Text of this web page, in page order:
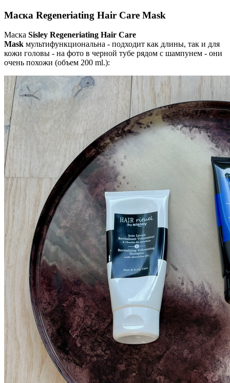
Маска Regeneriating Hair Care Mask
Маска Sisley Regeneriating Hair Care
Mask мультифункциональна - подходит как длины, так и для
кожи головы - на фото в черной тубе рядом с шампунем - они
очень похожи (объем 200 ml.):